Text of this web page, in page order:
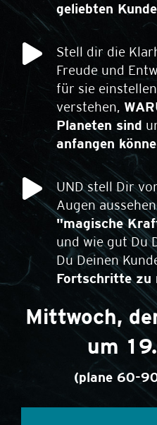
geliebten
Stell dir die
Freude und
für sie
verstehen,
Planeten sind
anfangen
UND stell Dir
Augen
"magische
und wie gut Du
Du Deinen
Fortschritte zu
Mittwoch,
um
(plane 60-